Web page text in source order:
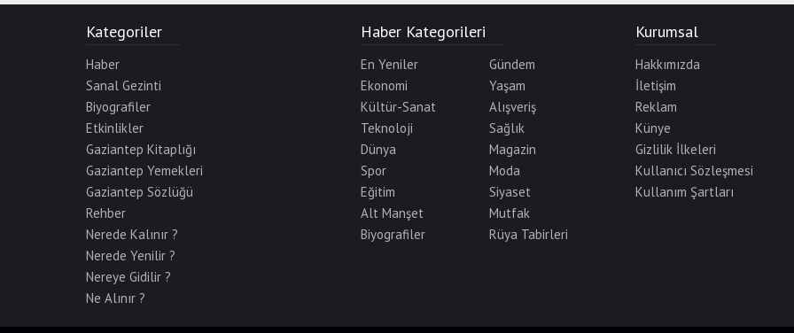
Kategoriler
Haber
Sanal Gezinti
Biyografiler
Etkinlikler
Gaziantep Kitaplığı
Gaziantep Yemekleri
Gaziantep Sözlüğü
Rehber
Nerede Kalınır ?
Nerede Yenilir ?
Nereye Gidilir ?
Ne Alınır ?
Haber Kategorileri
En Yeniler
Gündem
Ekonomi
Yaşam
Kültür-Sanat
Alışveriş
Teknoloji
Sağlık
Dünya
Magazin
Spor
Moda
Eğitim
Siyaset
Alt Manşet
Mutfak
Biyografiler
Rüya Tabirleri
Kurumsal
Hakkımızda
İletişim
Reklam
Künye
Gizlilik İlkeleri
Kullanıcı Sözleşmesi
Kullanım Şartları